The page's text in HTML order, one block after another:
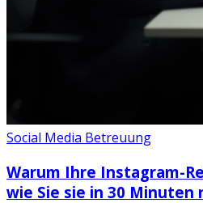
Social Media Betreuung
Warum Ihre Instagram-
wie Sie sie in 30 Minuten